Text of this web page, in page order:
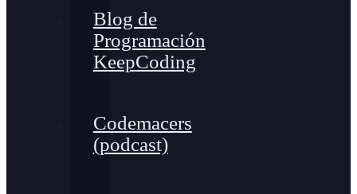
Blog de
Programación
KeepCoding
Codemacers
(podcast)